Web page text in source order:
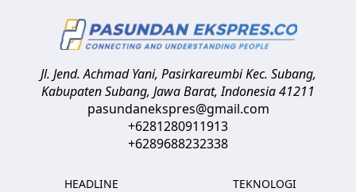
Jl. Jend. Achmad Yani, Pasirkareumbi Kec. Subang,
Kabupaten Subang, Jawa Barat,Indonesia41211
pasundanekspres@gmail.com
+6281280911913
+6289688232338
HEADLINE
TEKNOLOGI